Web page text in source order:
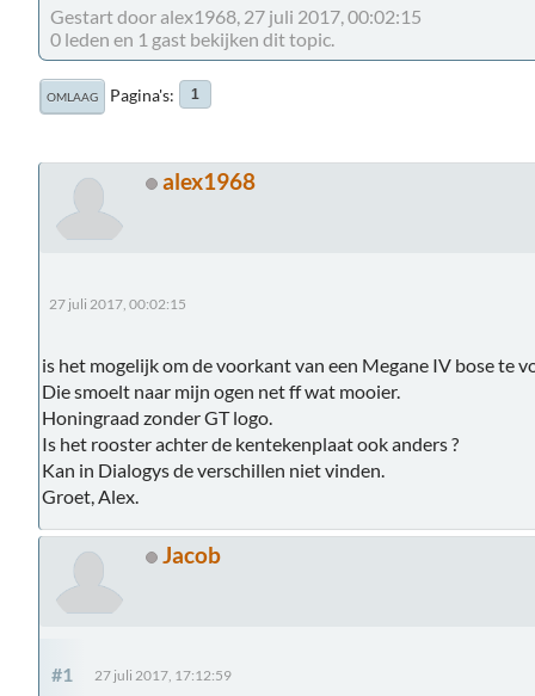
Gestart door alex1968, 27 juli 2017, 00:02:15
0 leden en 1 gast bekijken dit topic.
OMLAAG Pagina's 1
alex1968
27 juli 2017, 00:02:15
is het mogelijk om de voorkant van een Megane IV bose te
Die smoelt naar mijn ogen net ff wat mooier.
Honingraad zonder GT logo.
Is het rooster achter de kentekenplaat ook anders ?
Kan in Dialogys de verschillen niet vinden.
Groet, Alex.
Jacob
#1 27 juli 2017, 17:12:59